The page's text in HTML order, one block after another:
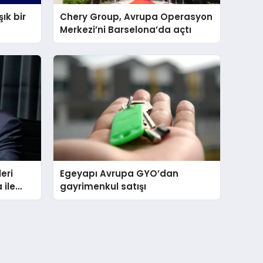
bir
Chery Group, Avrupa Operasyon
Merkezi’ni Barselona’da açtı
ile
Egeyapı Avrupa GYO’dan
gayrimenkul satışı